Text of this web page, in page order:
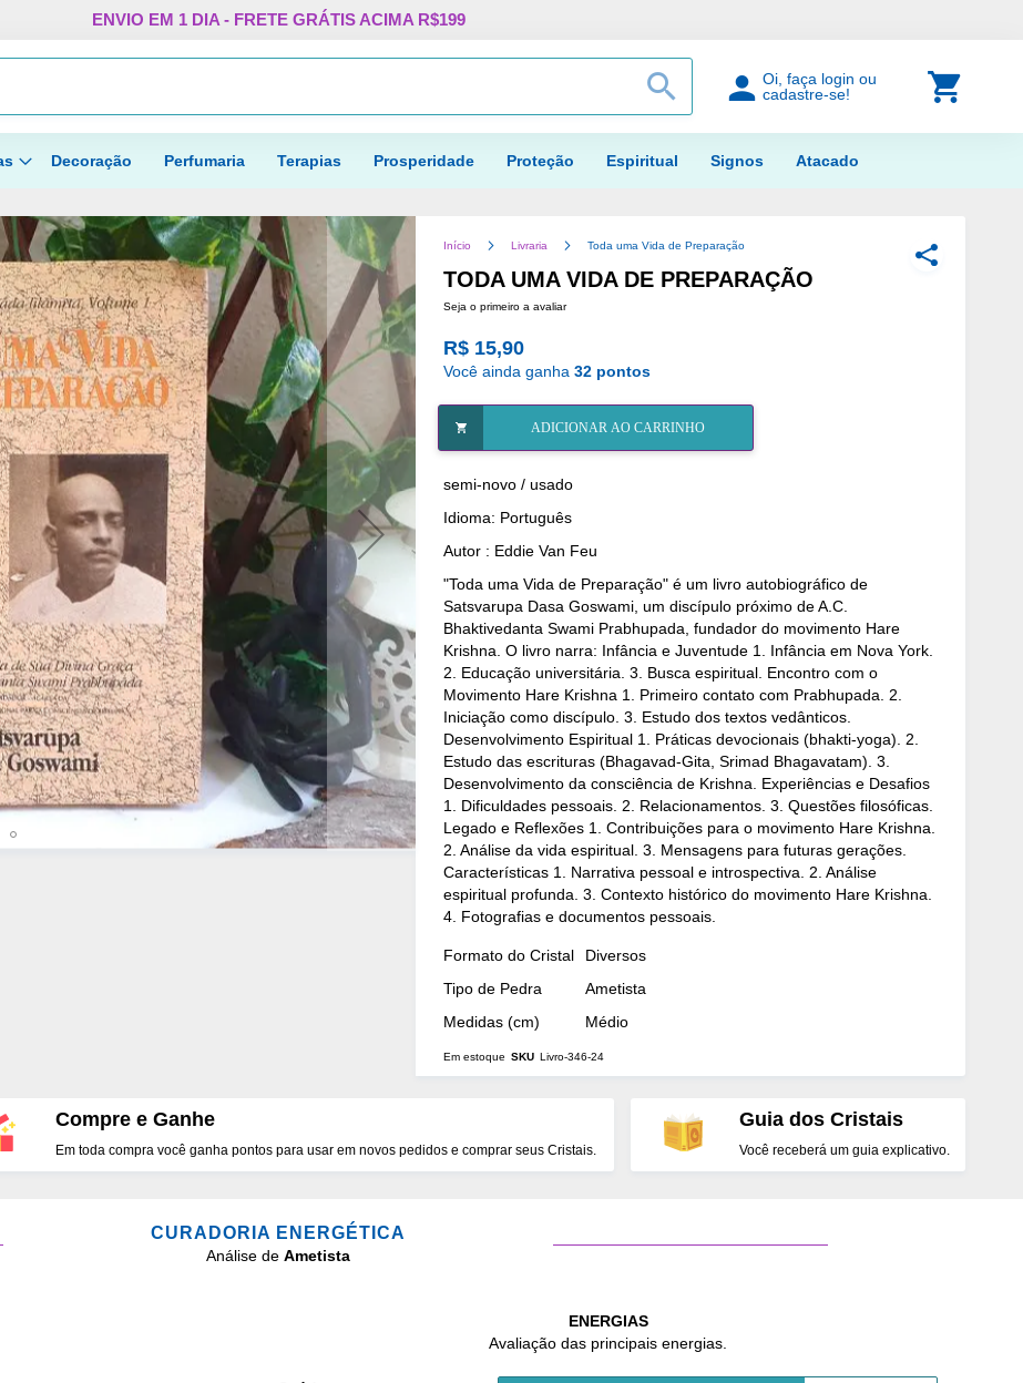
Pular
o
ENVIO EM 1 DIA - FRETE GRÁTIS ACIMA R$199
Procurar
PROCURAR
Oi, faça login ou
cadastre-se!
Decoração Perfumaria Terapias Prosperidade Proteção Espiritual Signos Atacado
Início Livraria Toda uma Vida de Preparação
TODA UMA VIDA DE PREPARAÇÃO
Seja o primeiro a avaliar
R$ 15,90
Você ainda ganha 32 pontos
ADICIONAR AO CARRINHO
semi-novo / usado
Idioma: Português
Autor : Eddie Van Feu
"Toda uma Vida de Preparação" é um livro autobiográfico de
Satsvarupa Dasa Goswami, um discípulo próximo de A.C.
Bhaktivedanta Swami Prabhupada, fundador do movimento Hare
Krishna. O livro narra: Infância e Juventude 1. Infância em Nova York.
2. Educação universitária. 3. Busca espiritual. Encontro com o
Movimento Hare Krishna 1. Primeiro contato com Prabhupada. 2.
Iniciação como discípulo. 3. Estudo dos textos vedânticos.
Desenvolvimento Espiritual 1. Práticas devocionais (bhakti-yoga). 2.
Estudo das escrituras (Bhagavad-Gita, Srimad Bhagavatam). 3.
Desenvolvimento da consciência de Krishna. Experiências e Desafios
1. Dificuldades pessoais. 2. Relacionamentos. 3. Questões filosóficas.
Legado e Reflexões 1. Contribuições para o movimento Hare Krishna.
2. Análise da vida espiritual. 3. Mensagens para futuras gerações.
Características 1. Narrativa pessoal e introspectiva. 2. Análise
espiritual profunda. 3. Contexto histórico do movimento Hare Krishna.
4. Fotografias e documentos pessoais.
Mais
Formato do Cristal
Diversos
Tipo de Pedra
Ametista
Medidas (cm)
Médio
Em estoque SKU Livro-346-24
Compre e Ganhe
Em toda compra você ganha pontos para usar em novos pedidos e comprar seus Cristais.
Guia dos Cristais
Você receberá um guia explicativo.
CURADORIA ENERGÉTICA
Análise de Ametista
ENERGIAS
Avaliação das principais energias.